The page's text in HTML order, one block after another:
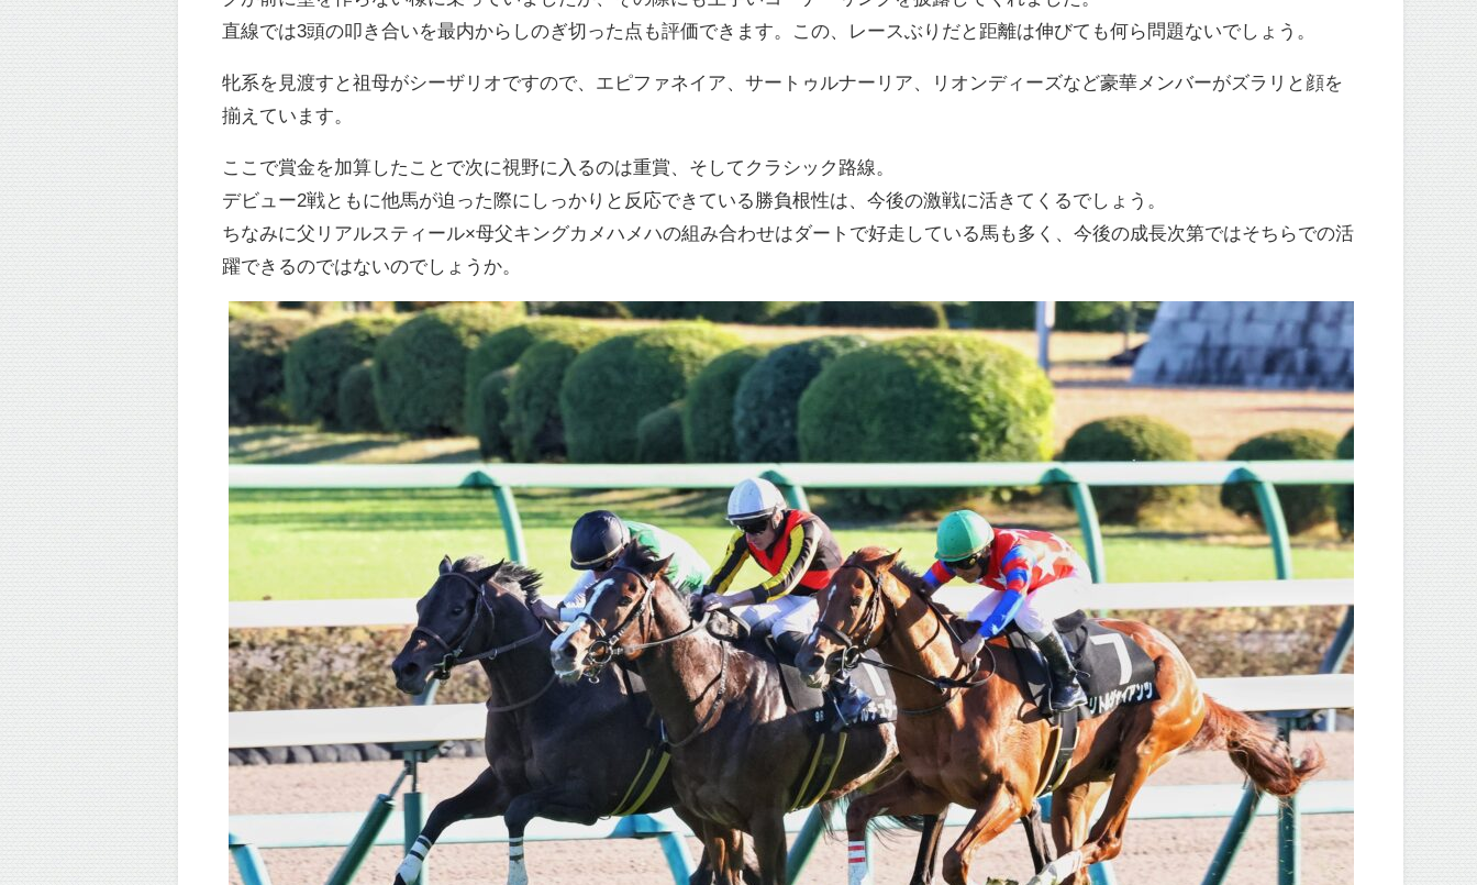
直線では3頭の叩き合いを最内からしのぎ切った点も評価できます。この、レースぶりだと距離は伸びても何ら問題ないでしょう。
牝系を見渡すと祖母がシーザリオですので、エピファネイア、サートゥルナーリア、リオンディーズなど豪華メンバーがズラリと顔を
揃えています。
ここで賞金を加算したことで次に視野に入るのは重賞、そしてクラシック路線。
デビュー2戦ともに他馬が迫った際にしっかりと反応できている勝負根性は、今後の激戦に活きてくるでしょう。
ちなみに父リアルスティール×母父キングカメハメハの組み合わせはダートで好走している馬も多く、今後の成長次第ではそちらでの活
躍できるのではないのでしょうか。